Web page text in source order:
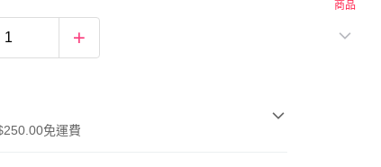
免運費
商品